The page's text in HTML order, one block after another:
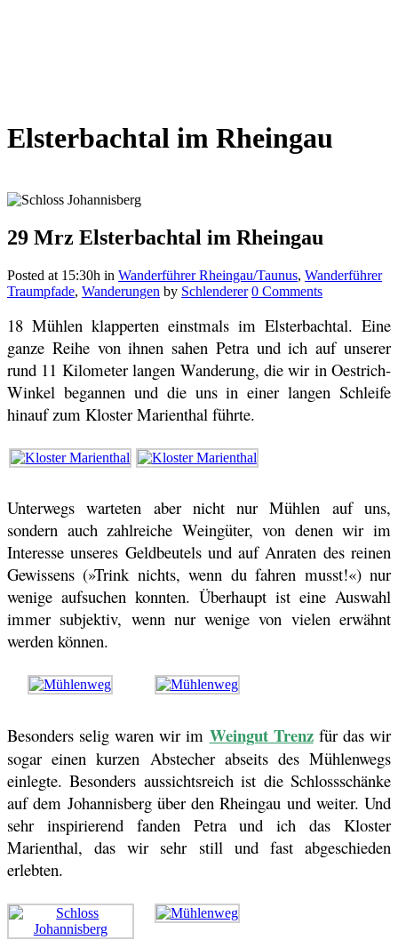
Elsterbachtal im Rheingau
29 Mrz Elsterbachtal im Rheingau
Posted at 15:30h in Wanderführer Rheingau/Taunus, Wanderführer
Traumpfade, Wanderungen by Schlenderer 0 Comments
18 Mühlen klapperten einstmals im Elsterbachtal. Eine
ganze Reihe von ihnen sahen Petra und ich auf unserer
rund 11 Kilometer langen Wanderung, die wir in Oestrich-
Winkel begannen und die uns in einer langen Schleife
hinauf zum Kloster Marienthal führte.
Unterwegs warteten aber nicht nur Mühlen auf uns,
sondern auch zahlreiche Weingüter, von denen wir im
Interesse unseres Geldbeutels und auf Anraten des reinen
Gewissens (»Trink nichts, wenn du fahren musst!«) nur
wenige aufsuchen konnten. Überhaupt ist eine Auswahl
immer subjektiv, wenn nur wenige von vielen erwähnt
werden können.
Besonders selig waren wir im Weingut Trenzfür das wir
sogar einen kurzen Abstecher abseits des Mühlenwegs
einlegte. Besonders aussichtsreich ist die Schlossschänke
auf dem Johannisberg über den Rheingau und weiter. Und
sehr inspirierend fanden Petra und ich das Kloster
Marienthal, das wir sehr still und fast abgeschieden
erlebten.